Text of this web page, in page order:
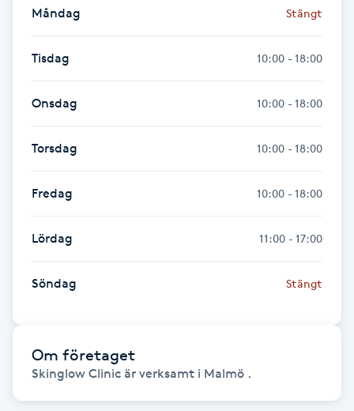
Gel naglar
Gelenaglar
Gellack
Gellack med förstärkning
Gravidmassage
Gravidyoga
Gruppträning
Gua Sha-massage
H
Måndag Stängt
Tisdag 10:00 - 18:00
Onsdag 10:00 - 18:00
Torsdag 10:00 - 18:00
Fredag 10:00 - 18:00
Lördag 11:00 - 17:00
Söndag Stängt
Om företaget
Skinglow Clinic är verksamt i Malmö .